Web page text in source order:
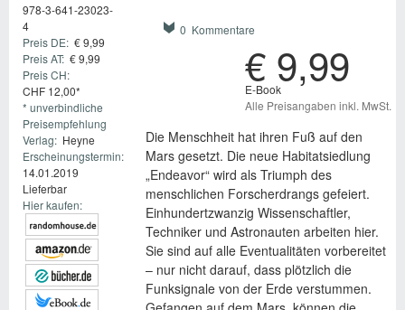
978-3-641-23023-
4
Preis DE: € 9,99
Preis AT: € 9,99
Preis CH:
CHF 12,00*
* unverbindliche
Preisempfehlung
Verlag: Heyne
Erscheinungstermin:
14.01.2019
Lieferbar
Hier kaufen:
0 Kommentare
€ 9,99
E-Book
Alle Preisangaben inkl. MwSt.
Die Menschheit hat ihren Fuß auf den
Mars gesetzt. Die neue Habitatsiedlung
„Endeavor“ wird als Triumph des
menschlichen Forscherdrangs gefeiert.
Einhundertzwanzig Wissenschaftler,
Techniker und Astronauten arbeiten hier.
Sie sind auf alle Eventualitäten vorbereitet
– nur nicht darauf, dass plötzlich die
Funksignale von der Erde verstummen.